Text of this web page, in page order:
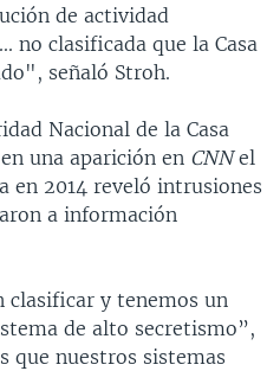
de actividad
no clasificada que la Casa
señaló Stroh.
Nacional de la Casa
una aparición en CNNel
en 2014 reveló intrusiones
a información
clasificar y tenemos un
de alto secretismo”,
que nuestros sistemas